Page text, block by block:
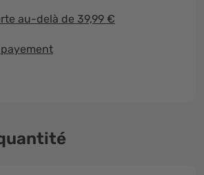
au-delà de 39,99 €